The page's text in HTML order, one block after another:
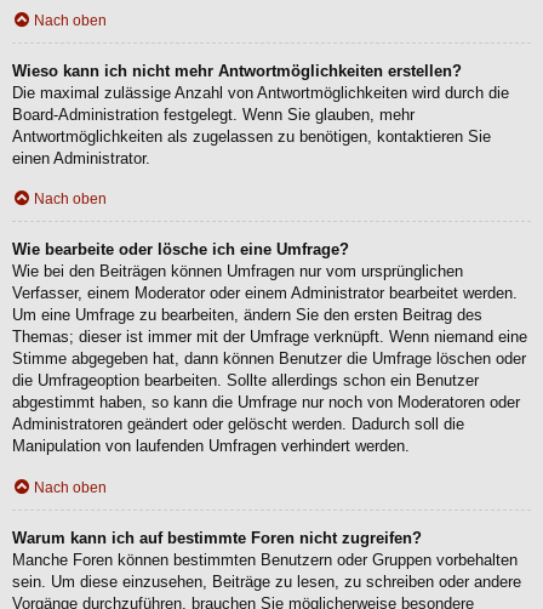
Nach oben
Wieso kann ich nicht mehr Antwortmöglichkeiten erstellen?
Die maximal zulässige Anzahl von Antwortmöglichkeiten wird durch die
Board-Administration festgelegt. Wenn Sie glauben, mehr
Antwortmöglichkeiten als zugelassen zu benötigen, kontaktieren Sie
einen Administrator.
Nach oben
Wie bearbeite oder lösche ich eine Umfrage?
Wie bei den Beiträgen können Umfragen nur vom ursprünglichen
Verfasser, einem Moderator oder einem Administrator bearbeitet werden.
Um eine Umfrage zu bearbeiten, ändern Sie den ersten Beitrag des
Themas; dieser ist immer mit der Umfrage verknüpft. Wenn niemand eine
Stimme abgegeben hat, dann können Benutzer die Umfrage löschen oder
die Umfrageoption bearbeiten. Sollte allerdings schon ein Benutzer
abgestimmt haben, so kann die Umfrage nur noch von Moderatoren oder
Administratoren geändert oder gelöscht werden. Dadurch soll die
Manipulation von laufenden Umfragen verhindert werden.
Nach oben
Warum kann ich auf bestimmte Foren nicht zugreifen?
Manche Foren können bestimmten Benutzern oder Gruppen vorbehalten
sein. Um diese einzusehen, Beiträge zu lesen, zu schreiben oder andere
Vorgänge durchzuführen, brauchen Sie möglicherweise besondere